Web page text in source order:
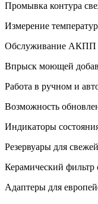
Промывка контура
Измерение
Обслуживание АКПП
Впрыск моющей
Работа в ручном и
Возможность
Индикаторы
Резервуары для
Керамический фильтр
Адаптеры для